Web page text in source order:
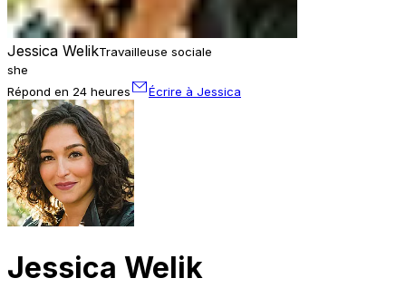
Jessica WelikTravailleuse sociale
she
Répond en 24 heures
Écrire à Jessica
Jessica Welik